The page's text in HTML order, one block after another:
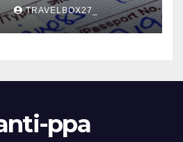
TRAVELBOX27_
ppa